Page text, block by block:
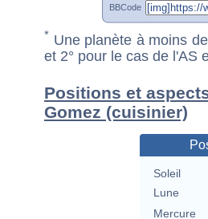
BBCode
* Une planète à moins
et 2° pour le cas de l'AS
Positions et
Gomez (cuisinier)
Soleil
Lune
Mercure